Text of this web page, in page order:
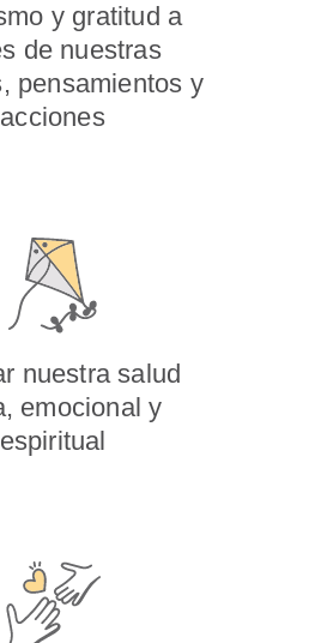
y gratitud a
de nuestras
pensamientos y
acciones
nuestra salud
emocional y
espiritual